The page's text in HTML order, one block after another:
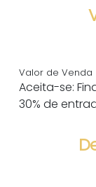
Valor de Venda
Aceita-se:
30% de